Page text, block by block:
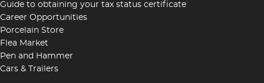
Guide to obtaining your tax status certificate
Career Opportunities
Porcelain Store
Flea Market
Pen and Hammer
Cars & Trailers